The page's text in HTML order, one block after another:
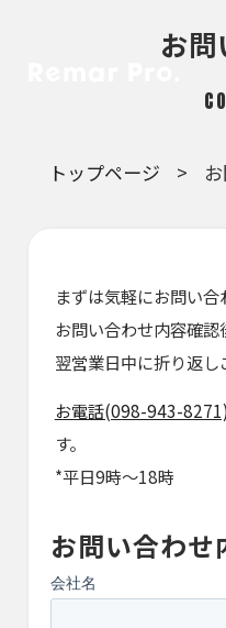
お
トップページ
まずは気軽にお問い合
お問い合わせ内容確認
翌営業日中に折り返し
お電話(098-943-8271)
す。
*平日9時～18時
お問い合わせ